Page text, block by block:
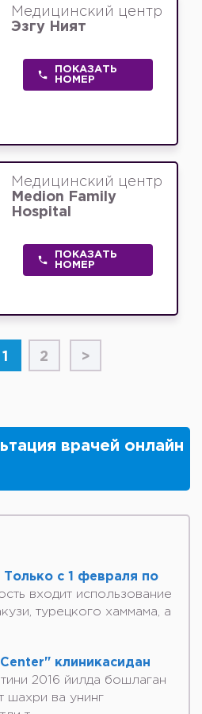
Медицинский центр
Эзгу Ният
ПОКАЗАТЬ
НОМЕР
Медицинский центр
Medion Family
Hospital
ПОКАЗАТЬ
НОМЕР
1 2 >
врачей онлайн
с 1 февраля по
входит использование
турецкого хаммама, а
клиникасидан
2016 йилда бошлаган
шахри ва унинг